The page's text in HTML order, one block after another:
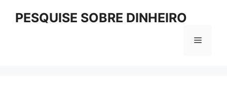
PESQUISE SOBRE DINHEIRO
Menu